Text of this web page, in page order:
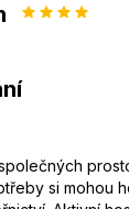
si mohou